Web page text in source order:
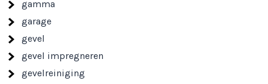
gamma
garage
gevel
gevel impregneren
gevelreiniging